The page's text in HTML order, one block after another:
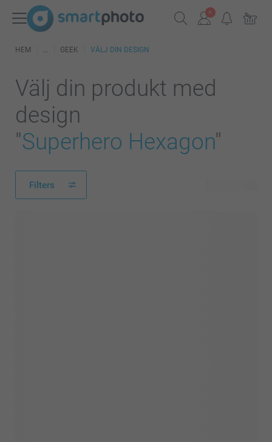
HEM GEEK VÄLJ DIN DESIGN
Välj din produkt med
design
"Superhero Hexagon"
Filters